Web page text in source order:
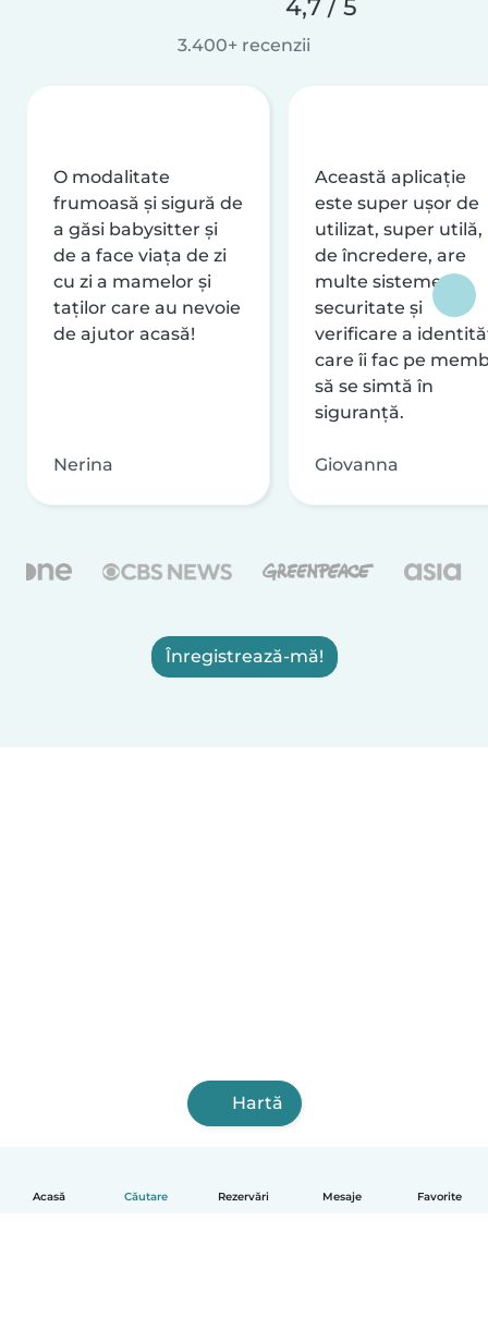
Acasă Căutare Rezervări Mesaje Favorite
4,7 / 5
3.400+ recenzii
O modalitate
frumoasă și sigură de
a găsi babysitter și
de a face viața de zi
cu zi a mamelor și
taților care au nevoie
de ajutor acasă!
Nerina
Această aplicație
este super ușor de
utilizat, super utilă,
de încredere, are
multe sisteme de
securitate și
verificare a
care îi fac pe
să se simtă în
siguranță.
Giovanna
Înregistrează-mă!
Hartă